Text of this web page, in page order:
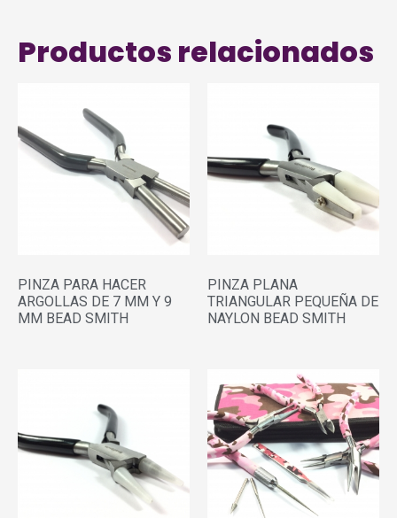
Productos relacionados
PINZA PARA HACER
ARGOLLAS DE 7 MM Y 9
MM BEAD SMITH
PINZA PLANA
TRIANGULAR PEQUEÑA DE
NAYLON BEAD SMITH